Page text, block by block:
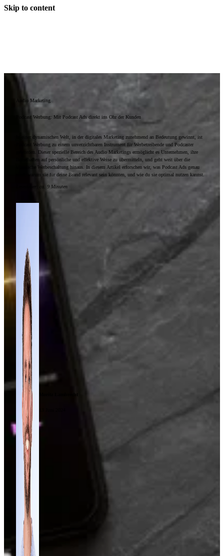
Skip to content
Audio Marketing
Podcast Werbung: Mit Podcast Ads direkt ins Ohr der Kunden
In einer dynamischen Welt, in der digitales Marketing zunehmend an Bedeutung gewinnt, ist
Podcast Werbung zu einem unverzichtbaren Instrument für Werbetreibende und Podcaster
geworden. Dieser spezielle Bereich des Audio Marketings ermöglicht es Unternehmen, ihre
Botschaften auf persönliche und effektive Weise zu übermitteln, und geht weit über die
klassische Werbeschaltung hinaus. In diesem Artikel erforschen wir, was Podcast Ads genau
sind, warum sie für deine Brand relevant sein könnten, und wie du sie optimal nutzen kannst.
ca. 9 Minuten